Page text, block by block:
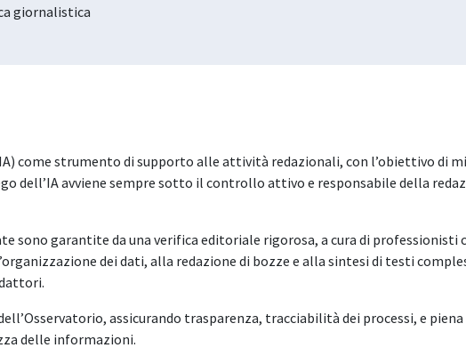
giornalistica
come strumento di supporto alle attività redazionali, con l’obiettivo di
dell’IA avviene sempre sotto il controllo attivo e responsabile della
sono garantite da una verifica editoriale rigorosa, a cura di professionisti
dei dati, alla redazione di bozze e alla sintesi di testi
assicurando trasparenza, tracciabilità dei processi, e
delle informazioni.